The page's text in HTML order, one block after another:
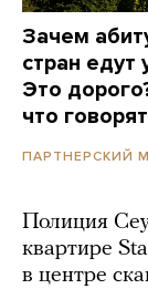
Зачем
стран едут
Это
что
ПАРТНЕРСКИЙ
Полиция
квартире
в центре